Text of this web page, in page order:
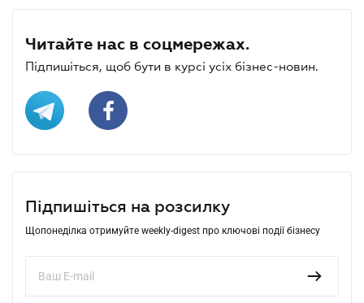
Читайте нас в соцмережах.
Підпишіться, щоб бути в курсі усіх бізнес-новин.
Підпишіться на розсилку
Щопонеділка отримуйте weekly-digest про ключові події бізнесу